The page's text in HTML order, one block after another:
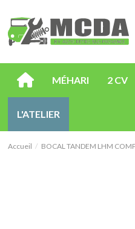
MÉHARI 2 CV
L'ATELIER
Accueil BOCAL TANDEM LHM